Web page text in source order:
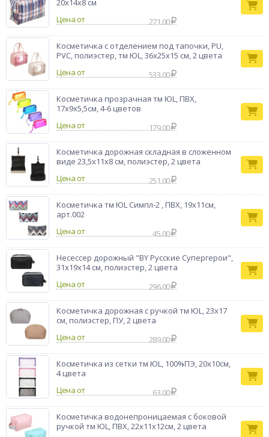
Бренд
20х14х8 см
Цена от
271.00
Косметичка с отделением под тапочки, PU,
PVC, полиэстер, тм ЮL, 36х25х15 см, 2 цвета
Цена от
533.00
Косметичка прозрачная тм ЮL, ПВХ,
17х9х5,5см, 4-6 цветов
Цена от
179.00
Косметичка дорожная складная в сложенном
виде 23,5х11x8 см, полиэстер, 2 цвета
Цена от
251.00
Косметичка тм ЮL Симпл-2 , ПВХ, 19х11см,
арт.002
Цена от
45.00
Несессер дорожный "BY Русские Супергерои",
31х19х14 см, полиэстер, 2 цвета
Цена от
296.00
Косметичка дорожная с ручкой тм ЮL, 23х17
см, полиэстер, ПУ, 2 цвета
Цена от
289.00
Косметичка из сетки тм ЮL, 100%ПЭ, 20х10см,
4 цвета
Цена от
63.00
Косметичка водонепроницаемая с боковой
ручкой тм ЮL, ПВХ, 22х11х12см, 2 цвета